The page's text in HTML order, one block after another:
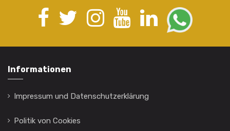
Informationen
Impressum und Datenschutzerklärung
Politik von Cookies